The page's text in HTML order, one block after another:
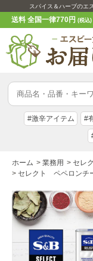
スパイス＆ハーブのエ
送料 全国一律770円(税込)
#激辛アイテム #
ホーム > 業務用 > セレ
> セレクト ペペロンチ